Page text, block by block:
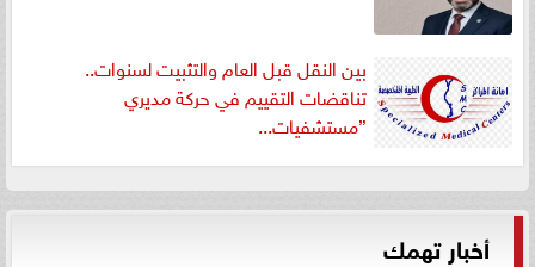
بين النقل قبل العام والتثبيت لسنوات..
تناقضات التقييم في حركة مديري
”مستشفيات...
أخبار تهمك